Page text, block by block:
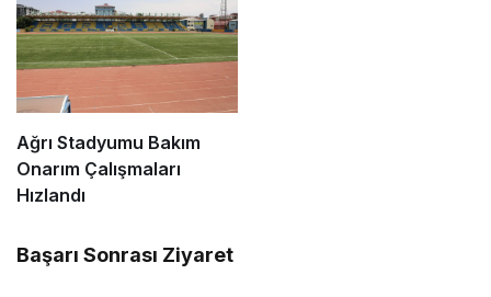
Ağrı Stadyumu Bakım
Onarım Çalışmaları
Hızlandı
Başarı Sonrası Ziyaret